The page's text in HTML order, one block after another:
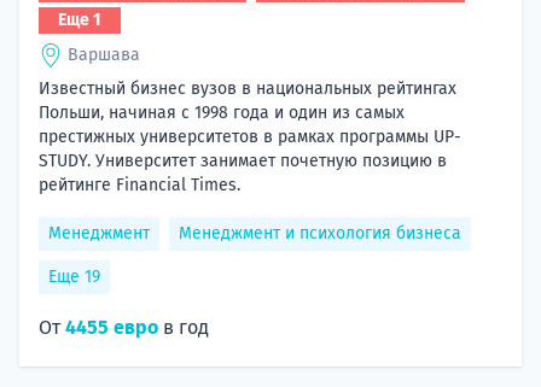
Еще 1
Варшава
Известный бизнес вузов в национальных рейтингах
Польши, начиная с 1998 года и один из самых
престижных университетов в рамках программы UP-
STUDY. Университет занимает почетную позицию в
рейтинге Financial Times.
Менеджмент Менеджмент и психология бизнеса
Еще 19
От4455 евро в год